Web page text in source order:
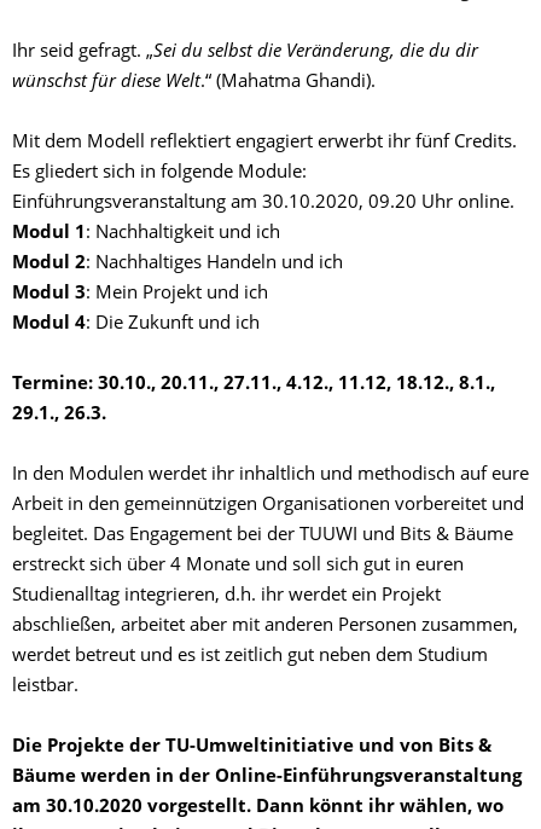
Ihr seid gefragt. „Sei du selbst die Veränderung, die du dir
wünschst für diese Welt.“ (Mahatma Ghandi).
Mit dem Modell reflektiert engagiert erwerbt ihr fünf Credits.
Es gliedert sich in folgende Module:
Einführungsveranstaltung am 30.10.2020, 09.20 Uhr online.
Modul 1 : Nachhaltigkeit und ich
Modul 2: Nachhaltiges Handeln und ich
Modul 3: Mein Projekt und ich
Modul 4: Die Zukunft und ich
Termine: 30.10., 20.11., 27.11., 4.12., 11.12, 18.12., 8.1.,
29.1., 26.3.
In den Modulen werdet ihr inhaltlich und methodisch auf eure
Arbeit in den gemeinnützigen Organisationen vorbereitet und
begleitet. Das Engagement bei der TUUWI und Bits & Bäume
erstreckt sich über 4 Monate und soll sich gut in euren
Studienalltag integrieren, d.h. ihr werdet ein Projekt
abschließen, arbeitet aber mit anderen Personen zusammen,
werdet betreut und es ist zeitlich gut neben dem Studium
leistbar.
Die Projekte der TU-Umweltinitiative und von Bits &
Bäume werden in der Online-Einführungsveranstaltung
am 30.10.2020 vorgestellt. Dann könnt ihr wählen, wo